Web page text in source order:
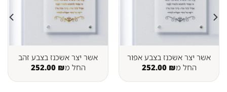
אשר יצר אשכנז בצבע אפור
החל מ
252.00 ₪
אשר יצר אשכנז בצבע זהב
החל מ
252.00 ₪